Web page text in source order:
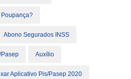
Abono Segurados INSS
pasep Auxílio
Aplicativo Pis/pasep 2020